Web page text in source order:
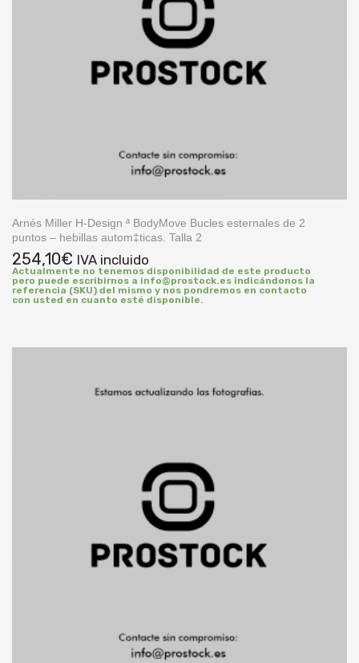
Arnés Miller H-Design ª BodyMove Bucles esternales de 2
puntos – hebillas autom‡ticas. Talla 2
254,10€ IVA incluido
Actualmente no tenemos disponibilidad de este producto
pero puede escribirnos a info@prostock.es indicándonos la
referencia (SKU) del mismo y nos pondremos en contacto
con usted en cuanto esté disponible.